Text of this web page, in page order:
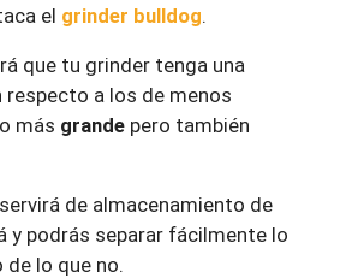
el grinder bulldog.
que tu grinder tenga una
respecto a los de menos
más grande pero también
de almacenamiento de
y podrás separar fácilmente lo
lo que no.